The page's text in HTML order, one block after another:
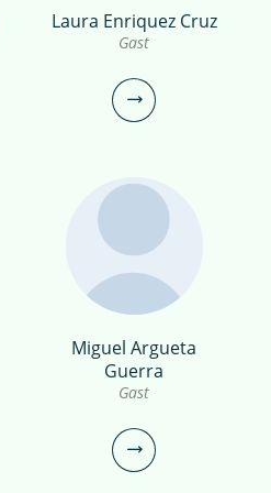
Bozan Caglar
Gast
bozan.caglar@kwrwater.nl
bekijk profiel
Laura Enriquez Cruz
Gast
Laura Enriquez Cruz
Miguel Argueta
Guerra
Gast